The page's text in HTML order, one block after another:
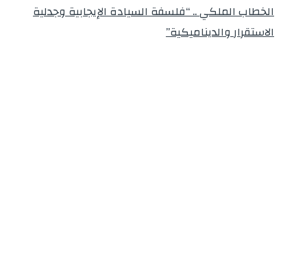
الخطاب الملكي .. “فلسفة السيادة الإيجابية وجدلية
الاستقرار والديناميكية”